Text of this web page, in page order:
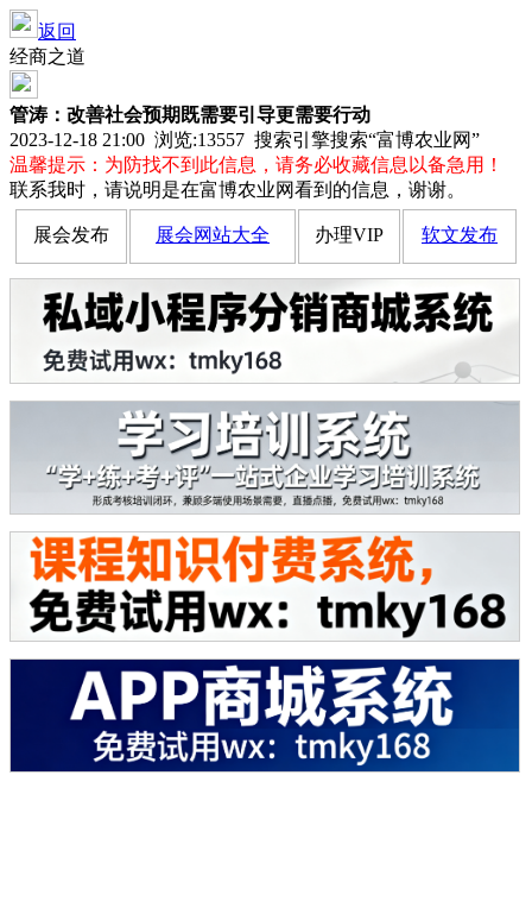
返回
经商之道
管涛：改善社会预期既需要引导更需要行动
2023-12-18 21:00 浏览:13557 搜索引擎搜索“富博农业网”
温馨提示：为防找不到此信息，请务必收藏信息以备急用！
联系我时，请说明是在富博农业网看到的信息，谢谢。
展会发布 展会网站大全 办理VIP 软文发布